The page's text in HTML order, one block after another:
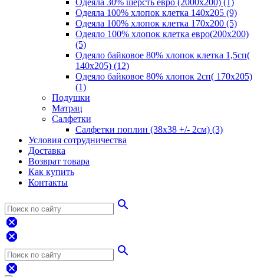
Одеяла 100% хлопок клетка 140х205 (9)
Одеяла 100% хлопок клетка 170х200 (5)
Одеяло 100% хлопок клетка евро(200х200)
(5)
Одеяло байковое 80% хлопок клетка 1,5сп(
140х205) (12)
Одеяло байковое 80% хлопок 2сп( 170х205)
(1)
Подушки
Матрац
Салфетки
Салфетки поплин (38х38 +/- 2см) (3)
Условия сотрудничества
Доставка
Возврат товара
Как купить
Контакты
search
dangerous
dangerous
search
dangerous